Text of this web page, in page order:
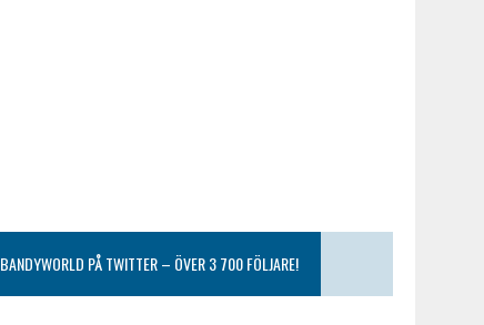
BANDYWORLD PÅ TWITTER – ÖVER 3 700 FÖLJARE!